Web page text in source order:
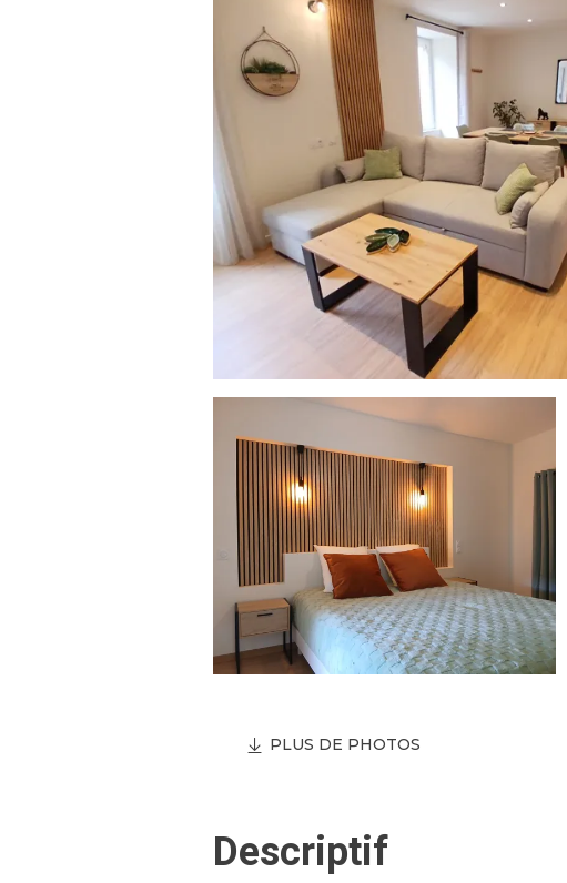
PLUS DE PHOTOS
Descriptif